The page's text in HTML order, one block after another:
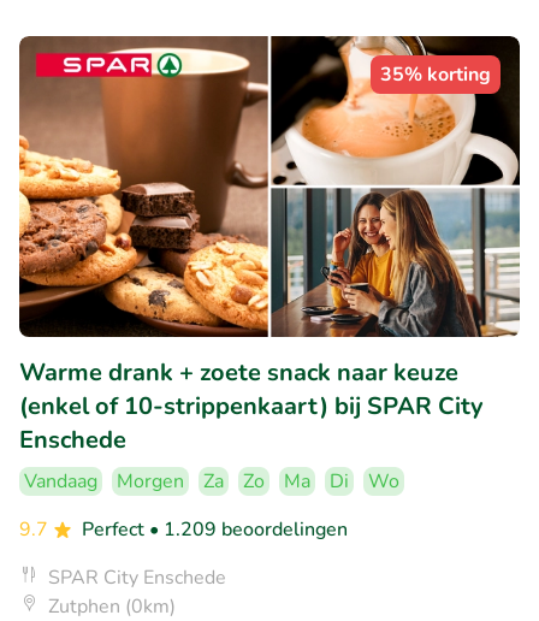
35% korting
Warme drank + zoete snack naar keuze
(enkel of 10-strippenkaart) bij SPAR City
Enschede
Vandaag Morgen Za Zo Ma Di
Wo
9.7
Perfect • 1.209 beoordelingen
SPAR City Enschede
Zutphen (0km)